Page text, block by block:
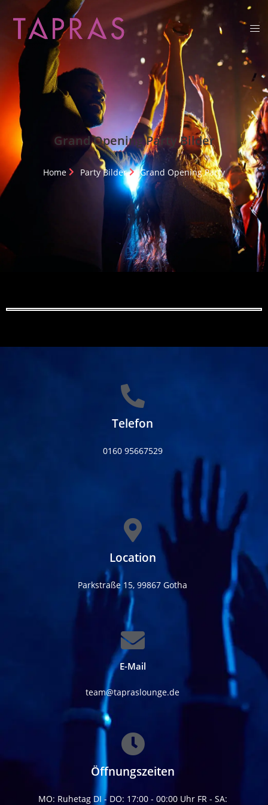
Grand Opening Party Bilder
Home Party Bilder Grand Opening Party
Telefon
0160 95667529
Location
Parkstraße 15, 99867 Gotha
E-Mail
team@tapraslounge.de
Öffnungszeiten
MO: Ruhetag DI - DO: 17:00 - 00:00 Uhr FR - SA: